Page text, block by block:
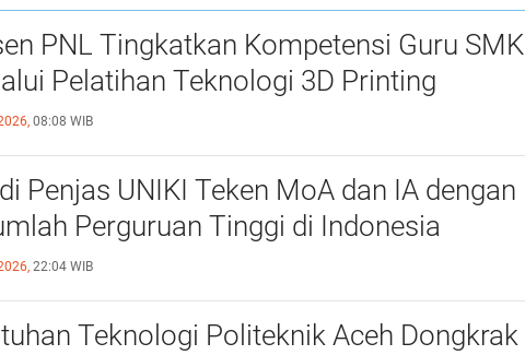
Kecewa dengan Kapala Kampungnya, Masyarakat Kampung Lae Saga Datangi Inspektorat Kota Subulussalam
PNL Tingkatkan Kompetensi Guru SMK
Pelatihan Teknologi 3D Printing
08:08 WIB
Penjas UNIKI Teken MoA dan IA dengan
Perguruan Tinggi di Indonesia
22:04 WIB
Teknologi Politeknik Aceh Dongkrak